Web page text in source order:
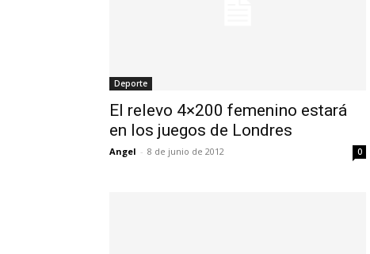
Deporte
El relevo 4×200 femenino estará
en los juegos de Londres
Angel - 8 de junio de 2012 0